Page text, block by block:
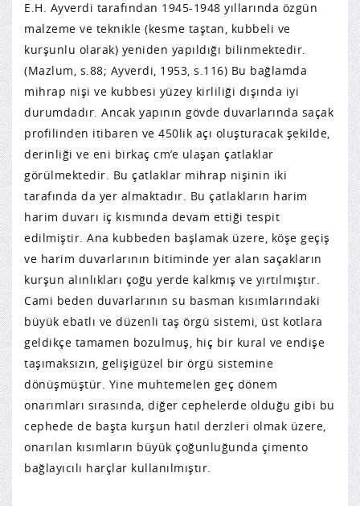
E.H. Ayverdi tarafından 1945-1948 yıllarında özgün
malzeme ve teknikle (kesme taştan, kubbeli ve
kurşunlu olarak) yeniden yapıldığı bilinmektedir.
(Mazlum, s.88; Ayverdi, 1953, s.116) Bu bağlamda
mihrap nişi ve kubbesi yüzey kirliliği dışında iyi
durumdadır. Ancak yapının gövde duvarlarında saçak
profilinden itibaren ve 450lik açı oluşturacak şekilde,
derinliği ve eni birkaç cm’e ulaşan çatlaklar
görülmektedir. Bu çatlaklar mihrap nişinin iki
tarafında da yer almaktadır. Bu çatlakların harim
harim duvarı iç kısmında devam ettiği tespit
edilmiştir. Ana kubbeden başlamak üzere, köşe geçiş
ve harim duvarlarının bitiminde yer alan saçakların
kurşun alınlıkları çoğu yerde kalkmış ve yırtılmıştır.
Cami beden duvarlarının su basman kısımlarındaki
büyük ebatlı ve düzenli taş örgü sistemi, üst kotlara
geldikçe tamamen bozulmuş, hiç bir kural ve endişe
taşımaksızın, gelişigüzel bir örgü sistemine
dönüşmüştür. Yine muhtemelen geç dönem
onarımları sırasında, diğer cephelerde olduğu gibi bu
cephede de başta kurşun hatıl derzleri olmak üzere,
onarılan kısımların büyük çoğunluğunda çimento
bağlayıcılı harçlar kullanılmıştır.